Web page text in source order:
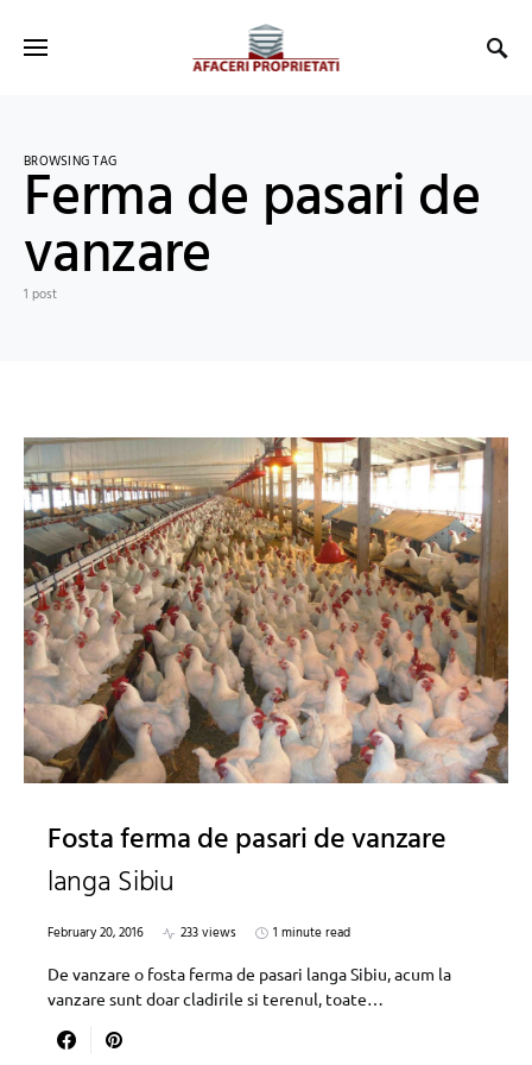
BROWSING TAG
Ferma de pasari de
vanzare
1 post
Fosta ferma de pasari de vanzare
langa Sibiu
February 20, 2016 233 views
1 minute read
De vanzare o fosta ferma de pasari langa Sibiu, acum la
vanzare sunt doar cladirile si terenul, toate…